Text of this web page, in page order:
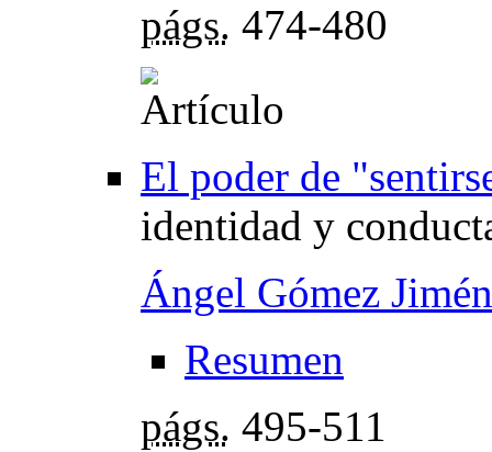
págs. 474-480
El poder de
identidad y
Ángel Gómez
Resumen
págs. 495-511